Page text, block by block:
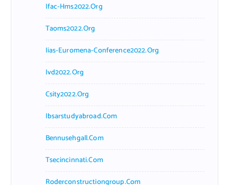
Ifac-Hms2022.org
Taoms2022.org
Iias-Euromena-Conference2022.org
Ivd2022.org
Csity2022.org
Ibsarstudyabroad.com
Bennusehgall.com
Tsecincinnati.com
Roderconstructiongroup.com